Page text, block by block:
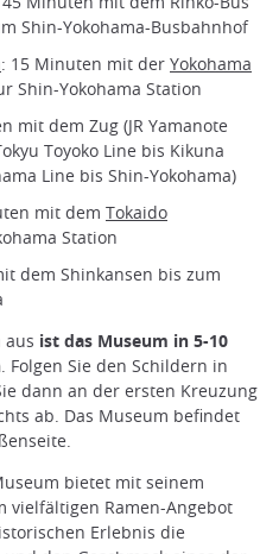
Shin-Yokohama-Busbahnhof
: 15 Minuten mit der Yokohama
Shin-Yokohama Station
mit dem Zug (JR Yamanote
Toyoko Line bis Kikuna
Line bis Shin-Yokohama)
mit dem Tokaido
Station
dem Shinkansen bis zum
aus ist das Museum in 5-10
. Folgen Sie den Schildern in
dann an der ersten Kreuzung
ab. Das Museum befindet
bietet mit seinem
vielfältigen Ramen-Angebot
Erlebnis die